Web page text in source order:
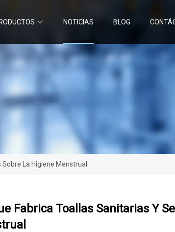
NOTICIAS BLOG
La Higiene Menstrual
Fabrica Toallas Sanitarias Y